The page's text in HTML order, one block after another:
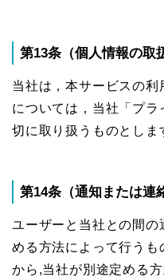
第13条（個人情報の取
当社は，本サービスの利
については，当社「プ
切に取り扱うものとしま
第14条（通知または連
ユーザーと当社との間の
める方法によって行うも
から,当社が別途定める